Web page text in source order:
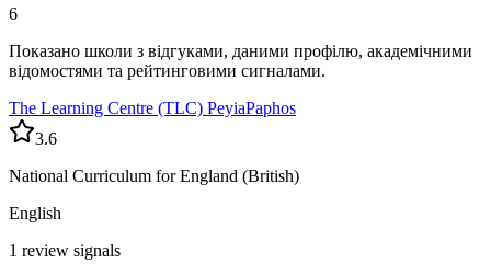
6
Показано школи з відгуками, даними профілю, академічними
відомостями та рейтинговими сигналами.
The Learning Centre (TLC) PeyiaPaphos
3.6
National Curriculum for England (British)
English
1 review signals